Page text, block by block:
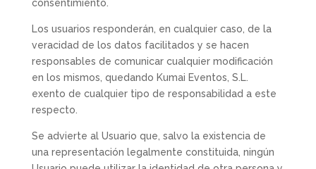
consentimiento.
Los usuarios responderán, en cualquier caso, de la
veracidad de los datos facilitados y se hacen
responsables de comunicar cualquier modificación
en los mismos, quedando Kumai Eventos, S.L.
exento de cualquier tipo de responsabilidad a este
respecto.
Se advierte al Usuario que, salvo la existencia de
una representación legalmente constituida, ningún